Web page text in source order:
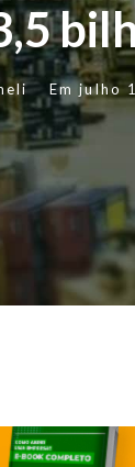
Em julho